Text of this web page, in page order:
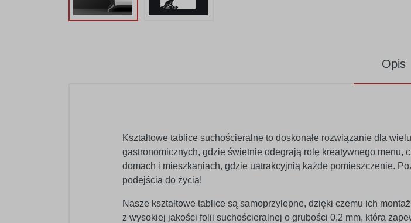
Opis
Kształtowe tablice suchościeralne to doskonałe rozwiązanie dla
gastronomicznych, gdzie świetnie odegrają rolę kreatywnego menu,
domach i mieszkaniach, gdzie uatrakcyjnią każde pomieszczenie.
podejścia do życia!
Nasze kształtowe tablice są samoprzylepne, dzięki czemu ich
z wysokiej jakości folii suchościeralnej o grubości 0,2 mm, która